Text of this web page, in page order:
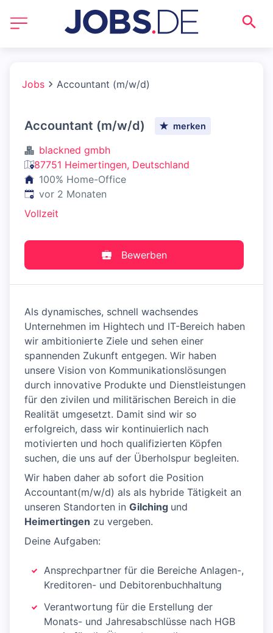
Jobs Accountant (m/w/d)
Accountant (m/w/d) merken
blackned gmbh
87751 Heimertingen, Deutschland
100% Home-Office
Veröffentlicht:
vor 2 Monaten
Vollzeit
Bewerben
Als dynamisches, schnell wachsendes
Unternehmen im Hightech und IT-Bereich haben
wir ambitionierte Ziele und sehen einer
spannenden Zukunft entgegen. Wir haben
unsere Vision von Kommunikationslösungen
durch innovative Produkte und Dienstleistungen
für den zivilen und militärischen Bereich in die
Realität umgesetzt. Damit sind wir so
erfolgreich, dass wir kontinuierlich nach
motivierten und hoch qualifizierten Köpfen
suchen, die uns auf der Überholspur begleiten.
Wir haben daher ab sofort die Position
Accountant(m/w/d) als als hybride Tätigkeit an
unseren Standorten in Gilching und
Heimertingen zu vergeben.
Deine Aufgaben:
Ansprechpartner für die Bereiche Anlagen-,
Kreditoren- und Debitorenbuchhaltung
Verantwortung für die Erstellung der
Monats- und Jahresabschlüsse nach HGB